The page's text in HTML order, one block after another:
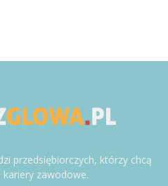
przedsiębiorczych, którzy chcą
zawodowe.